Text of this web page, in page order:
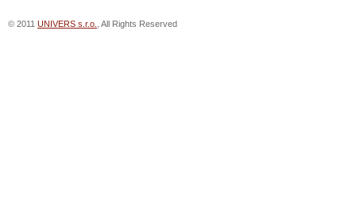
© 2011 UNIVERS s.r.o. , All Rights Reserved